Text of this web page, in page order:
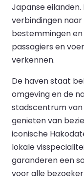
Japanse
verbindingen
bestemmingen
passagiers en
verkennen.
De haven staat
omgeving en de
stadscentrum van
genieten van
iconische
lokale
garanderen een
voor alle